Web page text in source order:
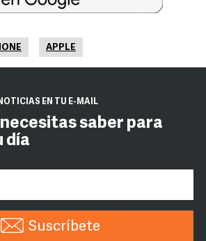
APPLE
EN TU E-MAIL
necesitas saber para
día
Suscríbete